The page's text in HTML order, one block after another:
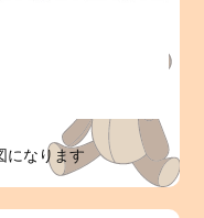
になります